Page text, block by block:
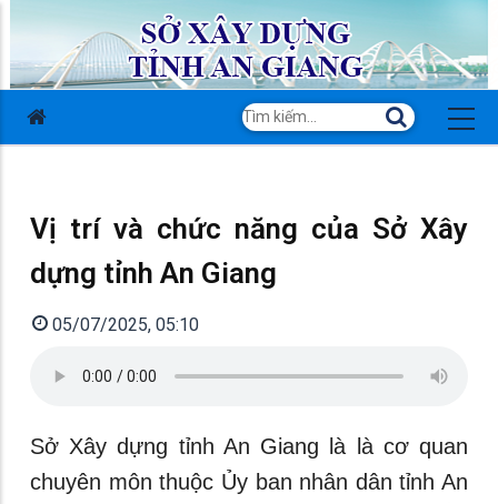
Vị trí và chức năng của Sở Xây
dựng tỉnh An Giang
05/07/2025, 05:10
Sở Xây dựng tỉnh An Giang là là cơ quan
chuyên môn thuộc Ủy ban nhân dân tỉnh An